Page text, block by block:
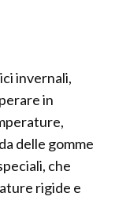
invernali,
in
delle gomme
che
rigide e